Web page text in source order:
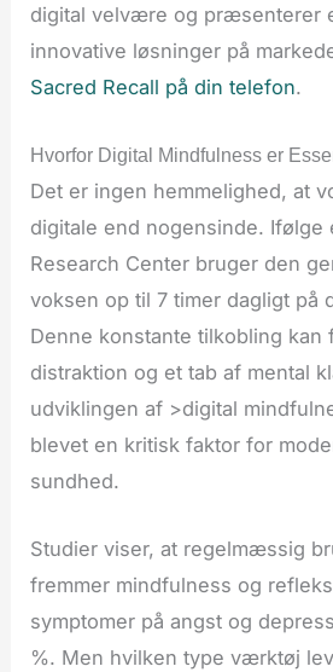
digital velvære og præsenterer
innovative løsninger på
Sacred Recall på din telefon.
Hvorfor Digital Mindfulness er
Det er ingen hemmelighed, at
digitale end nogensinde. Ifølge
Research Center bruger den
voksen op til 7 timer dagligt på
Denne konstante tilkobling kan
distraktion og et tab af mental
udviklingen af >digital
blevet en kritisk faktor for
sundhed.
Studier viser, at regelmæssig
fremmer mindfulness og
symptomer på angst og
%. Men hvilken type værktøj